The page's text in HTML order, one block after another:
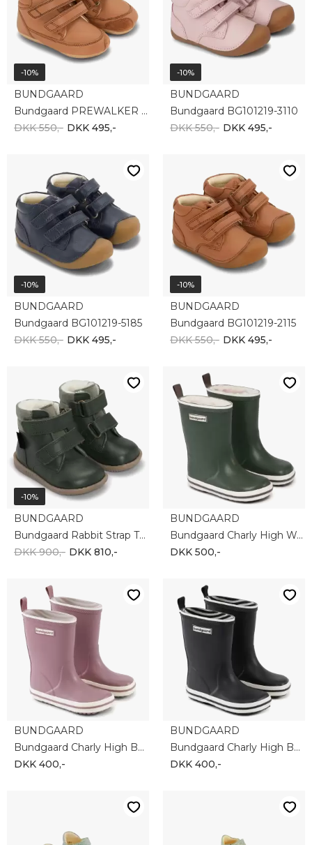
-10%
BUNDGAARD
Bundgaard PREWALKER BG501024-2115
DKK 550,- DKK 495,-
-10%
BUNDGAARD
Bundgaard BG101219-3110
DKK 550,- DKK 495,-
-10%
BUNDGAARD
Bundgaard BG101219-5185
DKK 550,- DKK 495,-
-10%
BUNDGAARD
Bundgaard BG101219-2115
DKK 550,- DKK 495,-
-10%
BUNDGAARD
Bundgaard Rabbit Strap TEX BG303069-653
DKK 900,- DKK 810,-
BUNDGAARD
Bundgaard Charly High Warm BG401033-603
DKK 500,-
BUNDGAARD
Bundgaard Charly High BG401021-726
DKK 400,-
BUNDGAARD
Bundgaard Charly High BG401021-100
DKK 400,-